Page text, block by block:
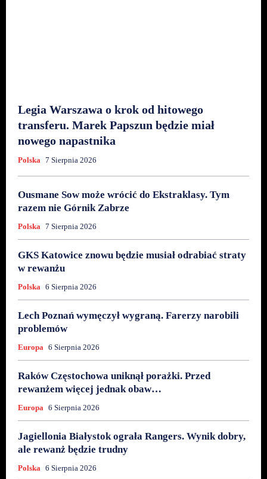
Legia Warszawa o krok od hitowego
transferu. Marek Papszun będzie miał
nowego napastnika
Polska 7 Sierpnia 2026
Ousmane Sow może wrócić do Ekstraklasy. Tym
razem nie Górnik Zabrze
Polska 7 Sierpnia 2026
GKS Katowice znowu będzie musiał odrabiać straty
w rewanżu
Polska 6 Sierpnia 2026
Lech Poznań wymęczył wygraną. Farerzy narobili
problemów
Europa 6 Sierpnia 2026
Raków Częstochowa uniknął porażki. Przed
rewanżem więcej jednak obaw…
Europa 6 Sierpnia 2026
Jagiellonia Białystok ograła Rangers. Wynik dobry,
ale rewanż będzie trudny
Polska 6 Sierpnia 2026